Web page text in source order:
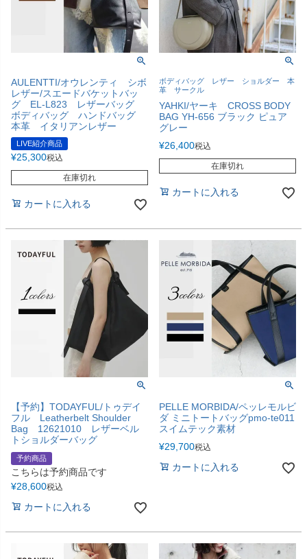
AULENTTI/オウレンティ シボ
レザー/スエードバケットバッ
グ EL-L823 レザーバッグ
ボディバッグ ハンドバッグ
本革 イタリアンレザー
LIVE紹介商品
¥25,300税込
在庫切れ
カートに入れる
ボディバッグ レザー ショルダー 本
革 サークル
YAHKI/ヤーキ CROSS BODY
BAG YH-656 ブラック ピュア
グレー
¥26,400税込
在庫切れ
カートに入れる
【予約】TODAYFUL/トゥデイ
フル Leatherbelt Shoulder
Bag 12621010 レザーベル
トショルダーバッグ
予約商品
こちらは予約商品です
¥28,600税込
カートに入れる
PELLE MORBIDA/ペッレモルビ
ダ ミニトートバッグpmo-te011
スイムテック素材
¥29,700税込
カートに入れる